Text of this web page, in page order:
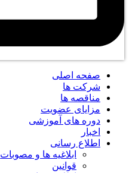
صفحه اصلی
شرکت ها
مناقصه ها
مزایای عضویت
دوره های آموزشی
اخبار
اطلاع رسانی
ابلاغیه ها و مصوبات
قوانین